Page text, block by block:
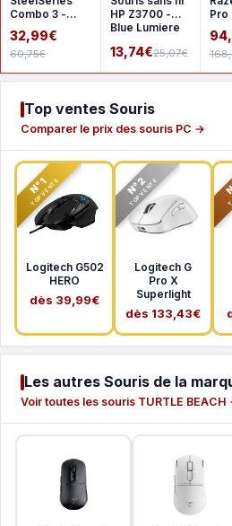
Combo 3 -
White
32,99€
60,75€
HP Z3700 -
Blue Lumiere
13,74€25,07€
Pro
Top ventes Souris
Comparer le prix des souris PC →
N°1
TOP VENTE
Logitech G502
HERO
dès 39,99€
N°2
TOP VENTE
Logitech G
Pro X
Superlight
dès 133,43€
Les autres Souris de la
Voir toutes les souris TURTLE BEACH